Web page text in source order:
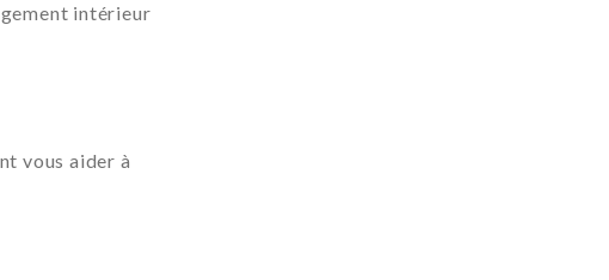
intérieur
vous aider à